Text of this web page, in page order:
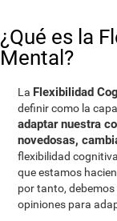
¿Qué es la
Mental?
La Flexibilidad
definir como la
adaptar nuestra
novedosas,
flexibilidad
que estamos
por tanto,
opiniones para